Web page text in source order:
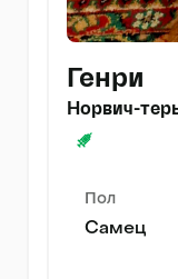
Генри
Норвич-
Пол
Самец